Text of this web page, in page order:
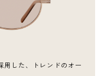
した、
トレンドのオー